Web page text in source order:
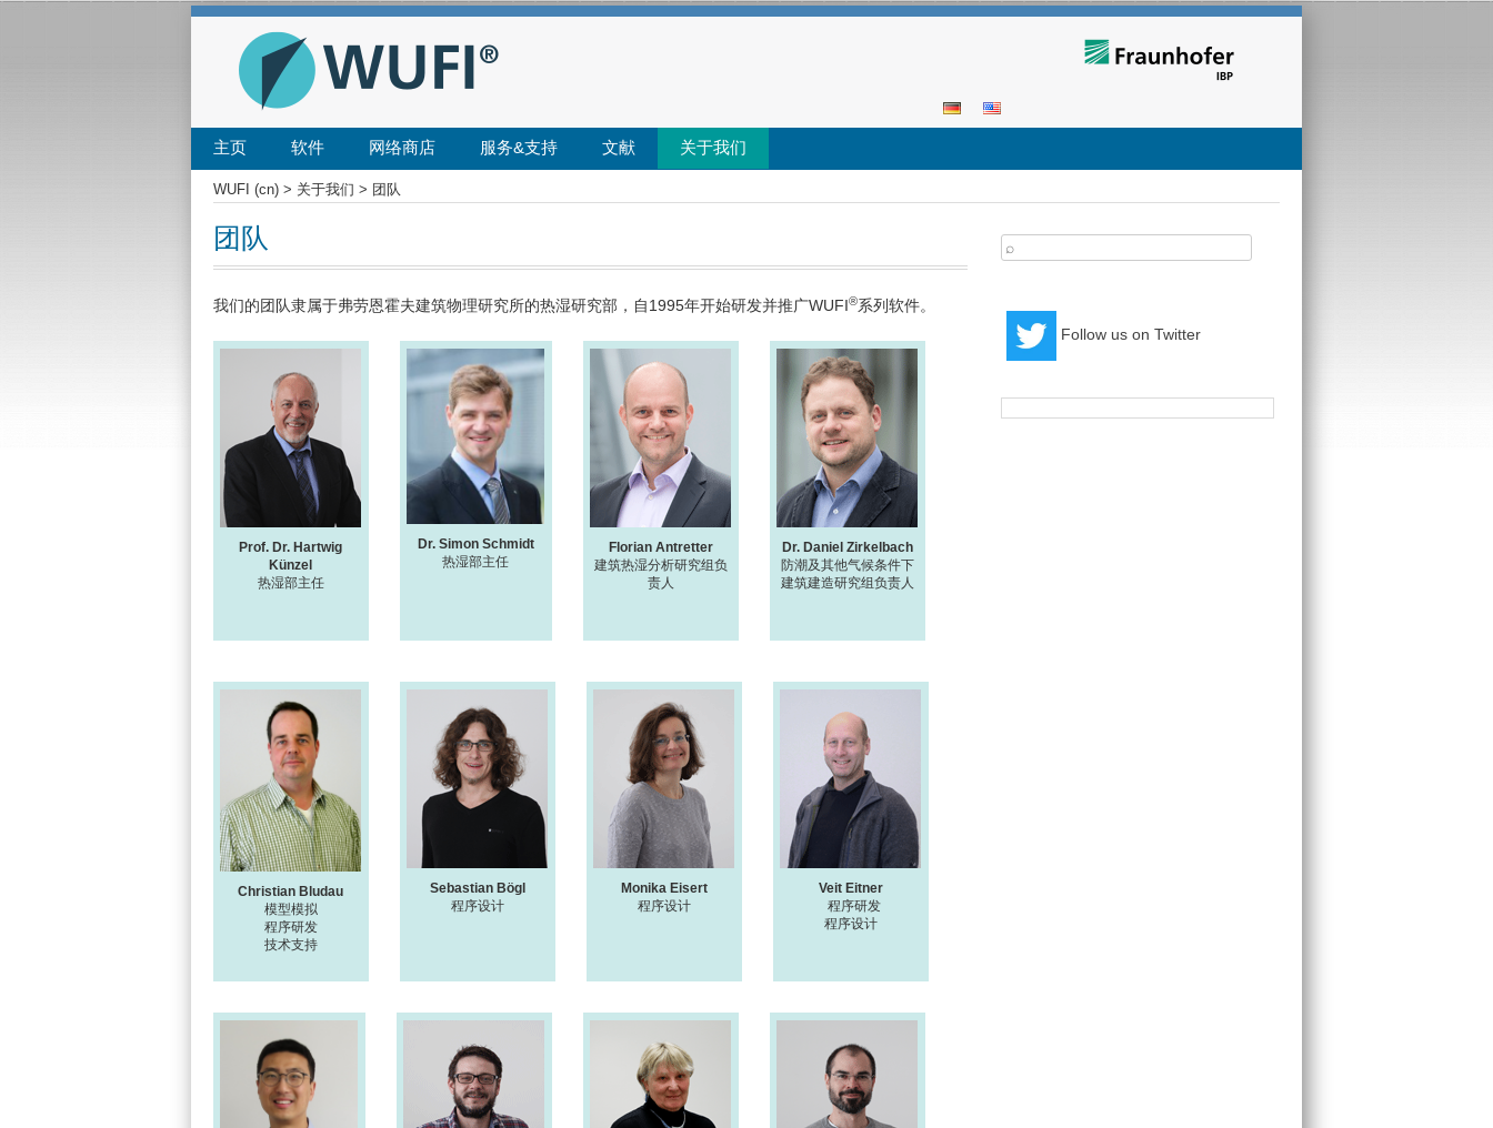
SKIP
CONTENT
主页 软件 网络商店 服务&支持 文献 关于我们
WUFI (cn) > 关于我们 > 团队
团队
我们的团队隶属于弗劳恩霍夫建筑物理研究所的热湿研究部，自1995年开始研发并推广WUFI®系列软件。
Prof. Dr. Hartwig
Künzel
热湿部主任
Dr. Simon Schmidt
热湿部主任
Florian Antretter
建筑热湿分析研究组负
责人
Dr. Daniel Zirkelbach
防潮及其他气候条件下
建筑建造研究组负责人
Christian Bludau
模型模拟
程序研发
技术支持
Sebastian Bögl
程序设计
Monika Eisert
程序设计
Veit Eitner
程序研发
程序设计
Search
Follow us on Twitter